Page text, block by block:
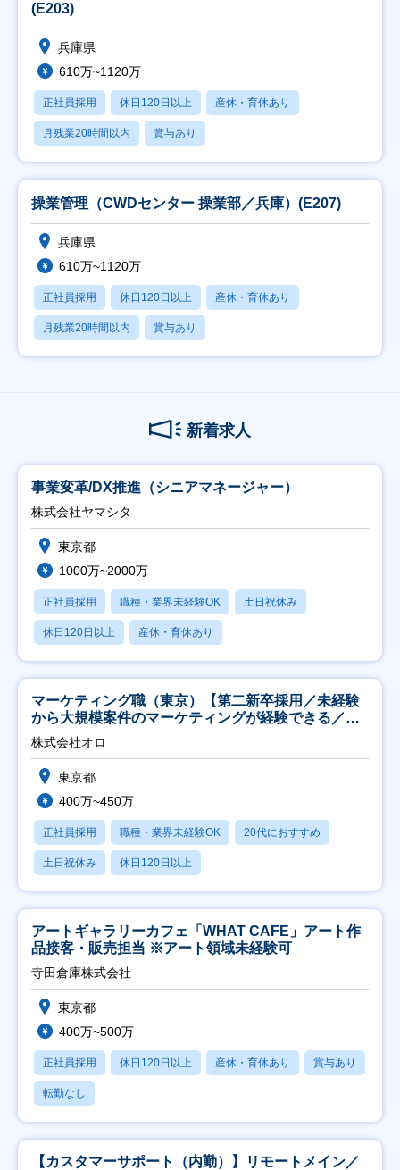
(E203)
兵庫県
610万~1120万
正社員採用 休日120日以上 産休・育休あり
月残業20時間以内 賞与あり
操業管理（CWDセンター 操業部／兵庫）(E207)
兵庫県
610万~1120万
正社員採用 休日120日以上 産休・育休あり
月残業20時間以内 賞与あり
新着求人
事業変革/DX推進（シニアマネージャー）
株式会社ヤマシタ
東京都
1000万~2000万
正社員採用 職種・業界未経験OK 土日祝休み
休日120日以上 産休・育休あり
マーケティング職（東京）【第二新卒採用／未経験
から大規模案件のマーケティングが経験できる／研
修充実】
株式会社オロ
東京都
400万~450万
正社員採用 職種・業界未経験OK 20代におすすめ
土日祝休み 休日120日以上
アートギャラリーカフェ「WHAT CAFE」アート作
品接客・販売担当 ※アート領域未経験可
寺田倉庫株式会社
東京都
400万~500万
正社員採用 休日120日以上 産休・育休あり 賞与あり
転勤なし
【カスタマーサポート（内勤）】リモートメイン／